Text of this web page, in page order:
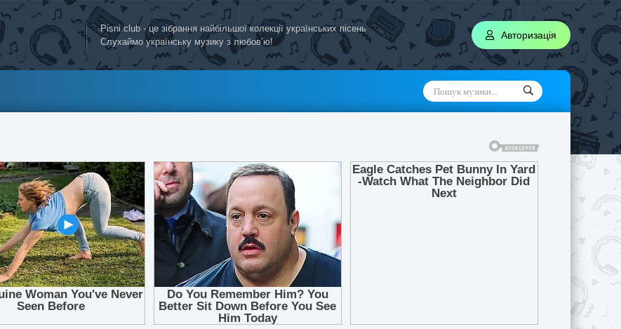
Pisni.club - це зібрання найбільшої колекції українських пісень
Слухаймо українську музику з любов’ю!
Авторизація